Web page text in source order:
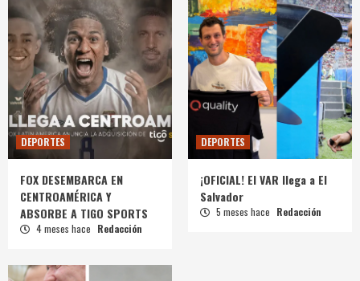
DEPORTES
FOX DESEMBARCA EN
CENTROAMÉRICA Y
ABSORBE A TIGO SPORTS
4 meses hace Redacción
DEPORTES
¡OFICIAL! El VAR llega a El
Salvador
5 meses hace Redacción